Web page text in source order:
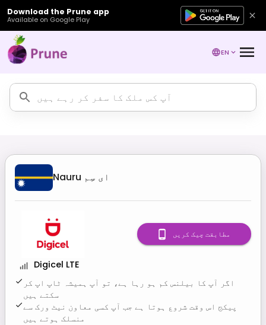
Download the Prune app
Available on Google Play
EN
Nauru ای سِم
Digicel LTE
اگر آپ کا بیلنس کم ہو رہا ہے، تو آپ ہمیشہ ٹاپ اپ کر
سکتے ہیں
پیکج اس وقت شروع ہوتا ہے جب آپ کسی معاون نیٹ ورک سے
منسلک ہوتے ہیں
مطابقت چیک کریں